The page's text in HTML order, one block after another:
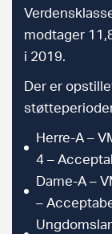
modtager
i 2019.
Der er
Herre-A –
4 –
Dame-A –
–